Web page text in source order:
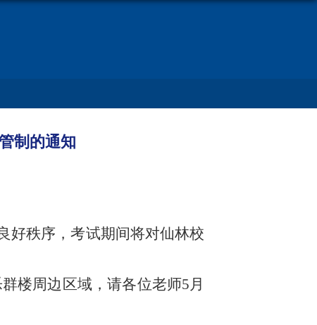
制的通知
好秩序，考试期间将对仙林校
楼周边区域，请各位老师5月